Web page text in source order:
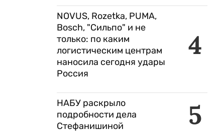
4
NOVUS, Rozetka, PUMA,
Bosch, "Сильпо" и не
только: по каким
логистическим центрам
наносила сегодня удары
Россия
5
НАБУ раскрыло
подробности дела
Стефанишиной